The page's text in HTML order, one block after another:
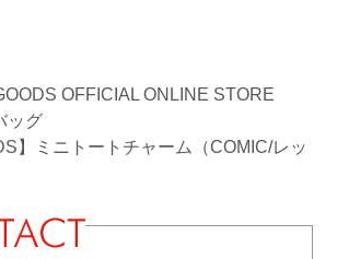
OFFICIAL ONLINE STORE
ッグ
】ミニトートチャーム（COMIC/レッ